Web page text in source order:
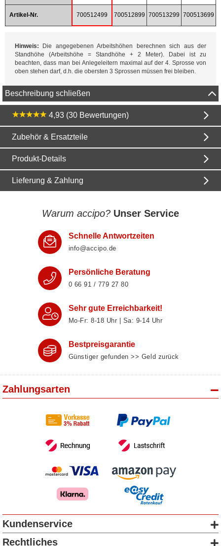
Artikel-Nr. 700512499 700512899 700513299 700513699
Hinweis: Die angegebenen Arbeitshöhen berechnen sich aus der
Standhöhe (Arbeitshöhe = Standhöhe + 2 Meter). Dabei ist zu
beachten, dass man bei Anlegeleitern maximal auf der 4. Sprosse von
oben stehen darf, d.h. die obersten 3 Sprossen müssen frei bleiben.
Beschreibung schließen
4,93 (30 Bewertungen)
Zubehör & Ersatzteile
Produkt-Details
Lieferung & Zahlung
Warum accipo? Unser Service
Schnelle Antwortzeiten
info@accipo.de
Persönliche Beratung
0 66 91 / 779 27 80
Sehr gute Erreichbarkeit!
Mo-Fr: 8‑18 Uhr | Sa: 9‑14 Uhr
Bestpreisgarantie
Günstiger gefunden >> Geld zurück
Zahlungsarten
Kundenservice
Rechtliches